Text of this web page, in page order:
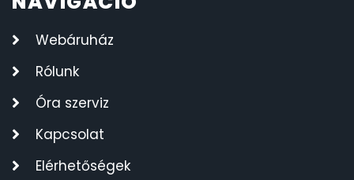
Webáruház
Rólunk
Óra szerviz
Kapcsolat
Elérhetőségek